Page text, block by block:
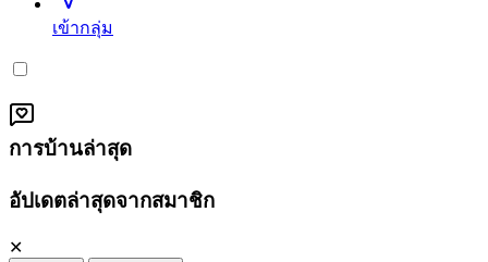
เข้ากลุ่ม
การบ้านล่าสุด
อัปเดตล่าสุดจากสมาชิก
✕